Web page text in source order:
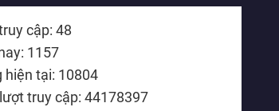
cập: 48
1157
hiện tại: 10804
truy cập: 44178397